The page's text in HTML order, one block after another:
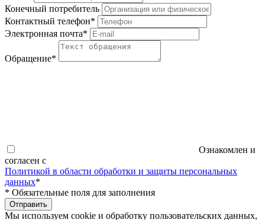
Конечный потребитель
Контактный телефон*
Электронная почта*
Обращение*
Ознакомлен и
согласен с
Политикой в области обработки и защиты персональных
данных*
* Обязательные поля для заполнения
Отправить
Мы используем cookie и обработку пользовательских данных,